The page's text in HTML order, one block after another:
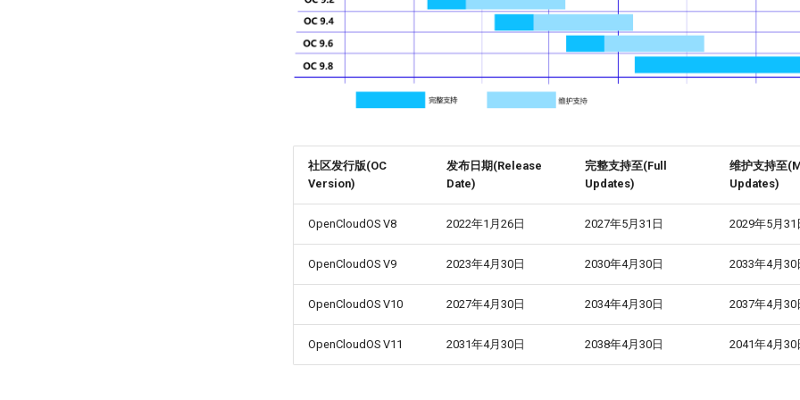
社区发行版(OC
Version)
发布日期(Release
Date)
完整支持至(Full
Updates)
维护支持至
Updates)
OpenCloudOS V8 2022年1月26日 2027年5月31日 2029年5月31
OpenCloudOS V9 2023年4月30日 2030年4月30日 2033年4月30
OpenCloudOS V10 2027年4月30日 2034年4月30日 2037年4月30
OpenCloudOS V11 2031年4月30日 2038年4月30日 2041年4月30